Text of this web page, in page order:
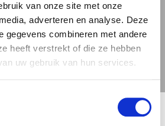
van onze site met onze
adverteren en analyse. Deze
gegevens combineren met andere
heeft verstrekt of die ze hebben
uw gebruik van hun services.
EN BUSJ
🍺